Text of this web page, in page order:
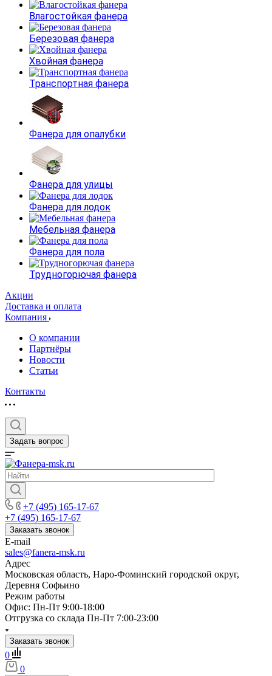
Влагостойкая фанера
Березовая фанера
Хвойная фанера
Транспортная фанера
Фанера для опалубки
Фанера для улицы
Фанера для лодок
Мебельная фанера
Фанера для пола
Трудногорючая фанера
Акции
Доставка и оплата
Компания
О компании
Партнёры
Новости
Статьи
Контакты
Задать вопрос
+7 (495) 165-17-67
+7 (495) 165-17-67
Заказать звонок
E-mail
sales@fanera-msk.ru
Адрес
Московская область, Наро-Фоминский городской округ,
Деревня Софьино
Режим работы
Офис: Пн-Пт 9:00-18:00
Отгрузка со склада Пн-Пт 7:00-23:00
Заказать звонок
0
0